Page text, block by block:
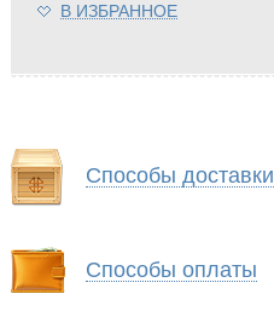
В ИЗБРАННОЕ
Способы доставки
Способы оплаты